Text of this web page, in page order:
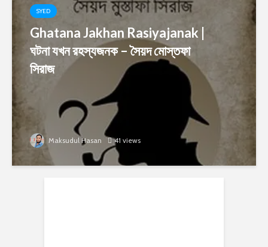
SYED
Ghatana Jakhan Rasiyajanak |
ঘটনা যখন রহস্যজনক – সৈয়দ মোস্তফা
সিরাজ
Maksudul Hasan 41 views